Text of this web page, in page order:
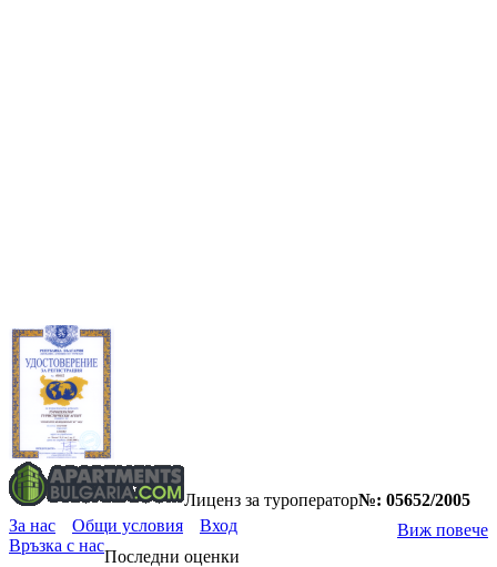
Лиценз за туроператор№: 05652/2005
Виж повече
За нас Общи условия
Вход
Връзка с нас
Последни оценки